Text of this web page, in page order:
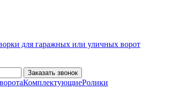
для гаражных или уличных ворот
Заказать звонок
КомплектующиеРолики